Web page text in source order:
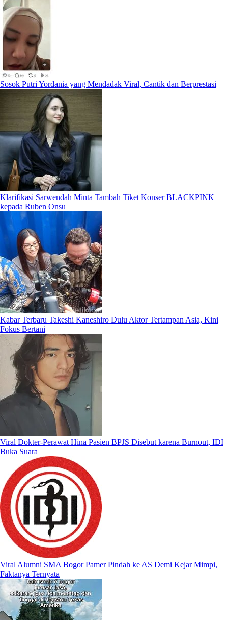
Sosok Putri Yordania yang Mendadak Viral, Cantik dan Berprestasi
Klarifikasi Sarwendah Minta Tambah Tiket Konser BLACKPINK
kepada Ruben Onsu
Kabar Terbaru Takeshi Kaneshiro Dulu Aktor Tertampan Asia, Kini
Fokus Bertani
Viral Dokter-Perawat Hina Pasien BPJS Disebut karena Burnout, IDI
Buka Suara
Viral Alumni SMA Bogor Pamer Pindah ke AS Demi Kejar Mimpi,
Faktanya Ternyata